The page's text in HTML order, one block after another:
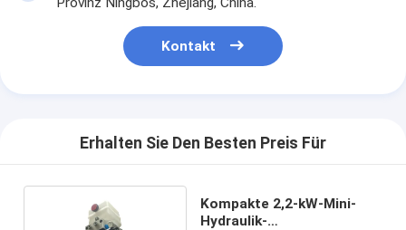
Kontakt
Erhalten Sie Den Besten Preis Für
Kompakte 2,2-kW-Mini-
Hydraulik-